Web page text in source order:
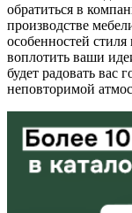
обратиться в
производстве
особенностей
воплотить ваши
будет радовать вас
неповторимой